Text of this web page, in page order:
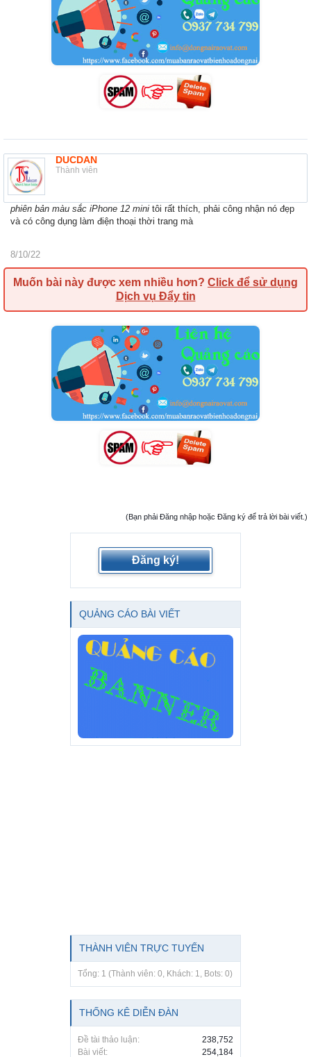
DUCDAN
Thành viên
phiên bản màu sắc iPhone 12 mini tôi rất thích, phải công nhận nó đẹp
và có công dụng làm điện thoại thời trang mà
8/10/22
Muốn bài này được xem nhiều hơn? Click để sử dụng
Dịch vụ Đẩy tin
(Bạn phải Đăng nhập hoặc Đăng ký để trả lời bài viết.)
Đăng ký!
QUẢNG CÁO BÀI VIẾT
THÀNH VIÊN TRỰC TUYẾN
Tổng: 1 (Thành viên: 0, Khách: 1, Bots: 0)
THỐNG KÊ DIỄN ĐÀN
Đề tài thảo luận:
238,752
Bài viết:
254,184